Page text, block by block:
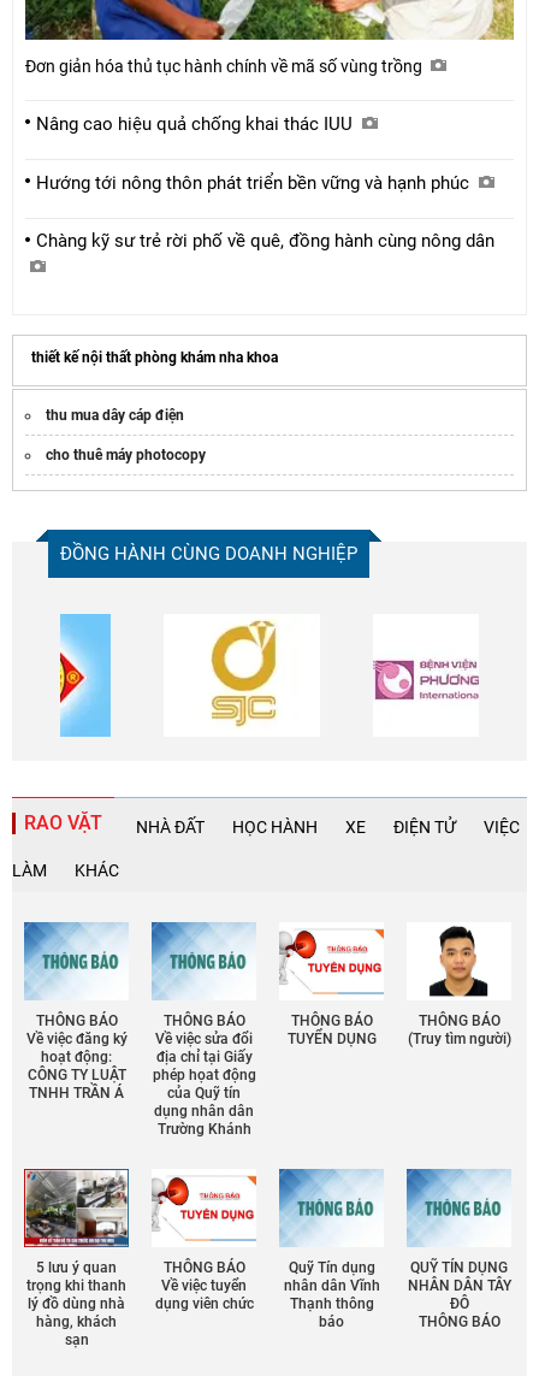
Đơn giản hóa thủ tục hành chính về mã số vùng trồng
Nâng cao hiệu quả chống khai thác IUU
Hướng tới nông thôn phát triển bền vững và hạnh phúc
Chàng kỹ sư trẻ rời phố về quê, đồng hành cùng nông dân
thiết kế nội thất phòng khám nha khoa​
thu mua dây cáp điện
cho thuê máy photocopy
ĐỒNG HÀNH CÙNG DOANH NGHIỆP
RAO VẶT NHÀ ĐẤT HỌC HÀNH XE ĐIỆN TỬ VIỆC
LÀM KHÁC
THÔNG BÁO
Về việc đăng ký
hoạt động:
CÔNG TY LUẬT
TNHH TRẦN Á
THÔNG BÁO
Về việc sửa đổi
địa chỉ tại Giấy
phép họat động
của Quỹ tín
dụng nhân dân
Trường Khánh
THÔNG BÁO
TUYỂN DỤNG
THÔNG BÁO
(Truy tìm người)
5 lưu ý quan
trọng khi thanh
lý đồ dùng nhà
hàng, khách
sạn
THÔNG BÁO
Về việc tuyển
dụng viên chức
Quỹ Tín dụng
nhân dân Vĩnh
Thạnh thông
báo
QUỸ TÍN DỤNG
NHÂN DÂN TÂY
ĐÔ
THÔNG BÁO